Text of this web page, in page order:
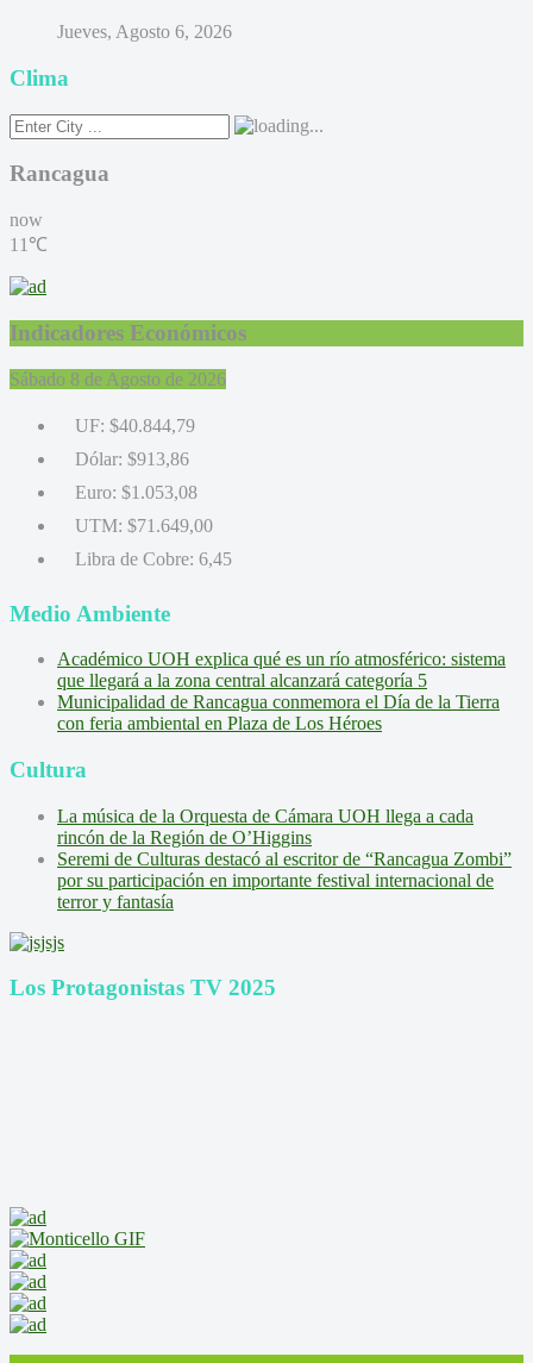
Jueves, Agosto 6, 2026
Clima
Rancagua
now
11℃
Indicadores Económicos
Sábado 8 de Agosto de 2026
UF: $40.844,79
Dólar: $913,86
Euro: $1.053,08
UTM: $71.649,00
Libra de Cobre: 6,45
Medio Ambiente
Académico UOH explica qué es un río atmosférico: sistema
que llegará a la zona central alcanzará categoría 5
Municipalidad de Rancagua conmemora el Día de la Tierra
con feria ambiental en Plaza de Los Héroes
Cultura
La música de la Orquesta de Cámara UOH llega a cada
rincón de la Región de O’Higgins
Seremi de Culturas destacó al escritor de “Rancagua Zombi”
por su participación en importante festival internacional de
terror y fantasía
Los Protagonistas TV 2025